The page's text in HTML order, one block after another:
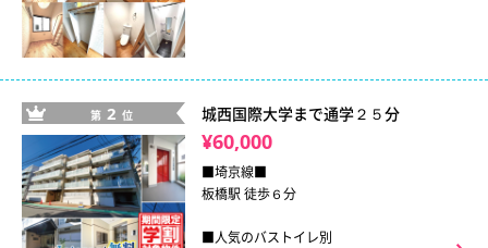
第 2 位 城西国際大学まで通学２５分
¥60,000
■埼京線■
板橋駅 徒歩６分
■人気のバストイレ別